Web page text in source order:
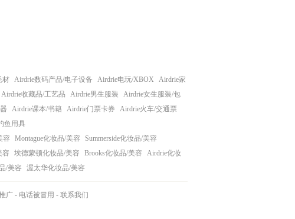
材 Airdrie数码产品/电子设备 Airdrie电玩/XBOX
Airdrie家
Airdrie收藏品/工艺品 Airdrie男生服装
Airdrie女生服装/包
Airdrie课本/书籍 Airdrie门票卡券
Airdrie火车/交通票
鱼用具
容 Montague化妆品/美容
Summerside化妆品/美容
容 埃德蒙顿化妆品/美容 Brooks化妆品/美容
Airdrie化妆
/美容 渥太华化妆品/美容
广- 电话被冒用 - 联系我们